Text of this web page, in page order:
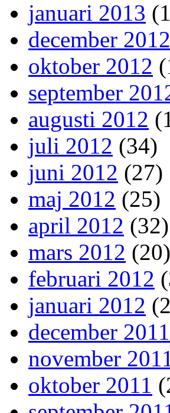
januari 2013
december 2012
oktober 2012
september
augusti 2012
juli 2012 (34)
juni 2012 (27)
maj 2012 (25)
april 2012 (32)
mars 2012 (20)
februari 2012
januari 2012
december 2011
november
oktober 2011